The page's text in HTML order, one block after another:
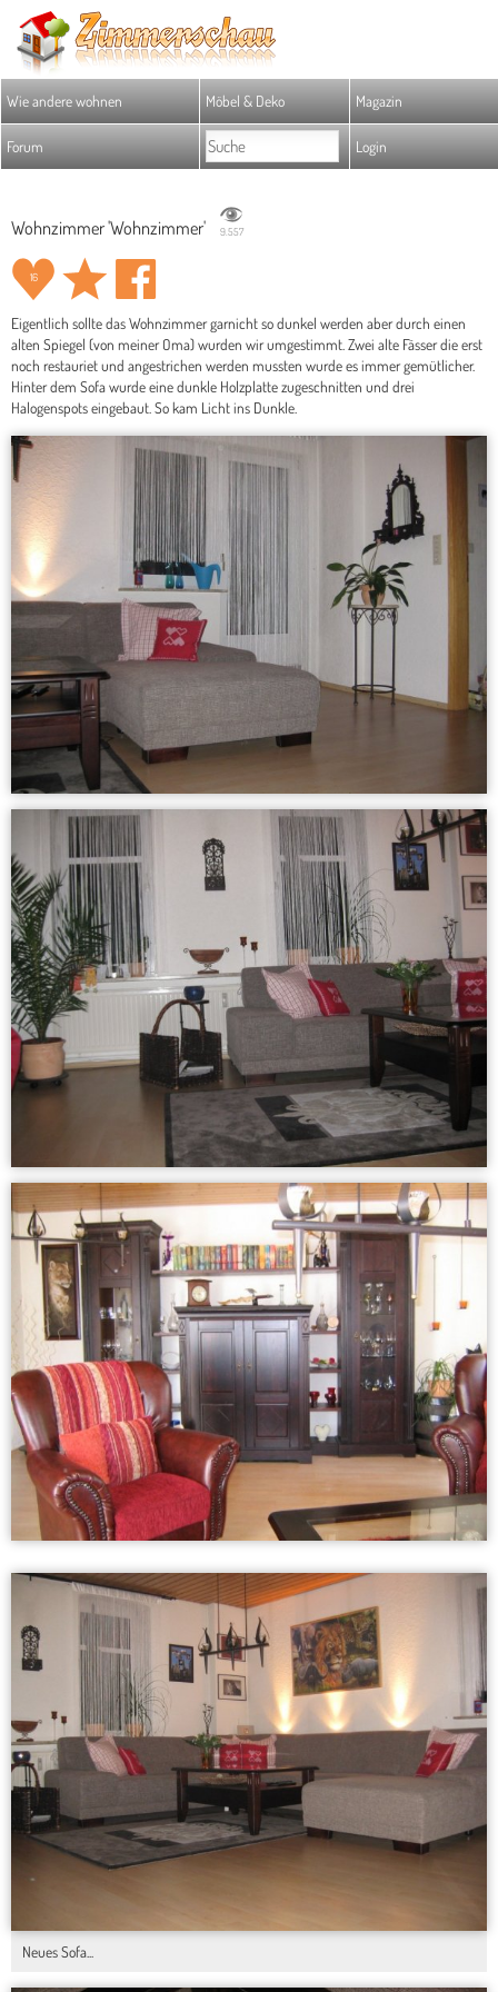
Wie andere wohnen Möbel & Deko Magazin
Forum Login
Wohnzimmer 'Wohnzimmer' 9.557
16
Eigentlich sollte das Wohnzimmer garnicht so dunkel werden aber durch einen
alten Spiegel (von meiner Oma) wurden wir umgestimmt. Zwei alte Fässer die erst
noch restauriet und angestrichen werden mussten wurde es immer gemütlicher.
Hinter dem Sofa wurde eine dunkle Holzplatte zugeschnitten und drei
Halogenspots eingebaut. So kam Licht ins Dunkle.
Neues Sofa...